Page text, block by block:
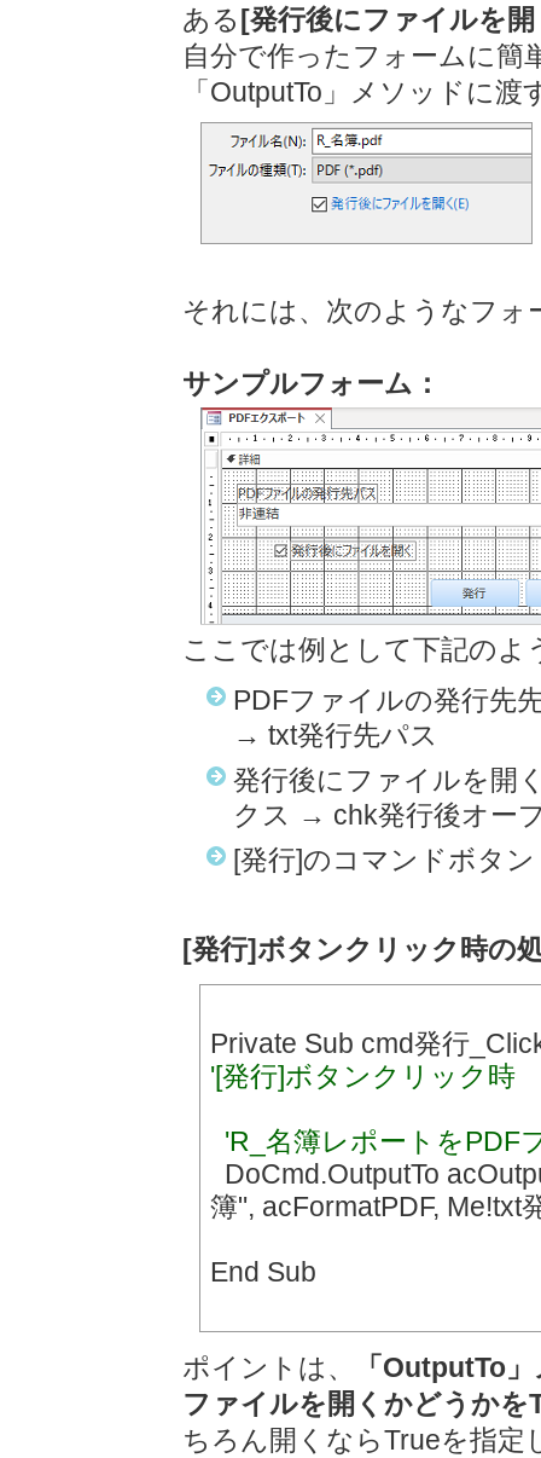
ある[発行後にファイルを
自分で作ったフォームに簡
「OutputTo」メソッドに
それには、次のようなフ
サンプルフォーム：
ここでは例として下記の
PDFファイルの発行先
→ txt発行先パス
発行後にファイルを開
クス → chk発行後オー
[発行]のコマンドボタ
[発行]ボタンクリック時の
Private Sub cmd発行
'[発行]ボタンクリック時
'R_名簿レポートをPDF
DoCmd.OutputTo
簿", acFormatPDF, Me!txt
End Sub
ポイントは、
「OutputTo
ファイルを開くかどうかを
ちろん開くならTrueを指